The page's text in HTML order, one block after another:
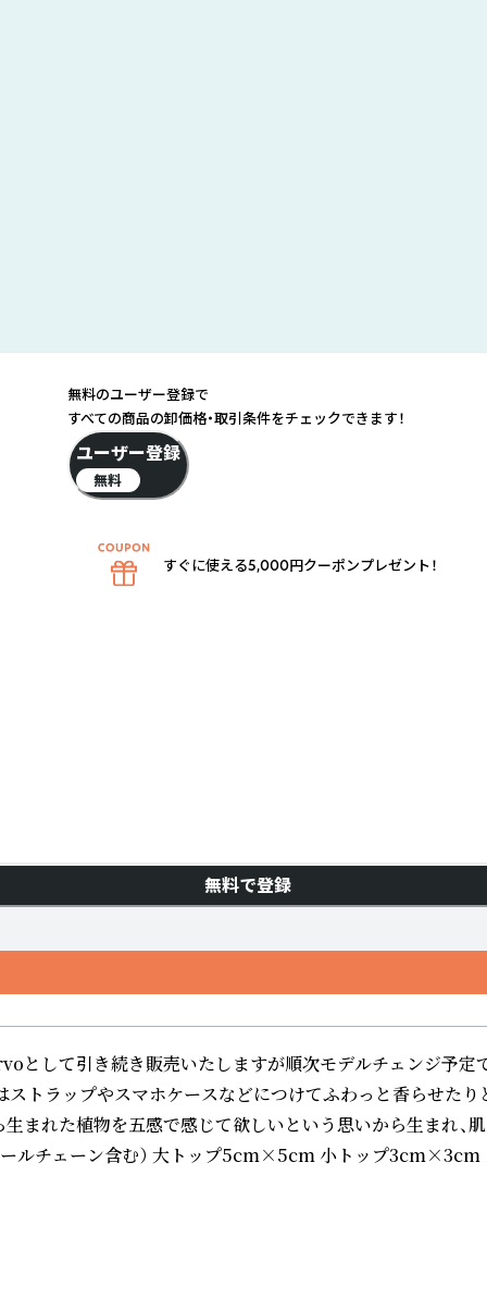
無料で登録
して引き続き販売いたしますが順次モデルチェンジ
トラップやスマホケースなどにつけてふわっと香ら
れた植物を五感で感じて欲しいという思いから生
ルチェーン含む） 大トップ5cm×5cm 小トップ
無料のユーザー登録で
すべての商品の卸価格・取引条件をチェックできます！
ユーザー登録
無料
すぐに使える5,000円クーポンプレゼント！